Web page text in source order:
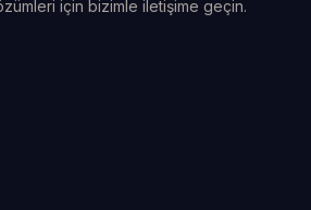
için bizimle iletişime geçin.